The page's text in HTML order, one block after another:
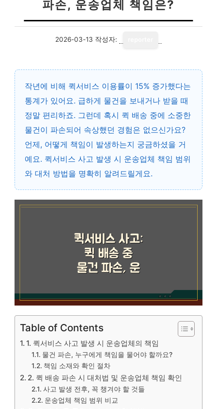
파손, 운송업체 책임은?
2026-03-13 작성자:
작년에 비해 퀵서비스 이용률이 15% 증가했다는
통계가 있어요. 급하게 물건을 보내거나 받을 때
정말 편리하죠. 그런데 혹시 퀵 배송 중에 소중한
물건이 파손되어 속상했던 경험은 없으신가요?
언제, 어떻게 책임이 발생하는지 궁금하셨을 거
예요. 퀵서비스 사고 발생 시 운송업체 책임 범위
와 대처 방법을 명확히 알려드릴게요.
Table of Contents
1. 퀵서비스 사고 발생 시 운송업체의 책임
물건 파손, 누구에게 책임을 물어야 할까요?
책임 소재와 확인 절차
2. 퀵 배송 파손 시 대처법 및 운송업체 책임 확인
사고 발생 전후, 꼭 챙겨야 할 것들
운송업체 책임 범위 비교